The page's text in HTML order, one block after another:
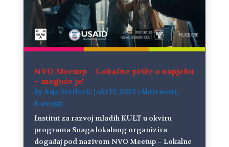
NVO Meetup – Lokalne priče o uspjehu
– moguće je!
byAsja Šerifović| okt 13, 2023 | Aktivnosti,
Novosti
Institut za razvoj mladih KULT u okviru
programa Snaga lokalnog organizira
događaj pod nazivom NVO Meetup – Lokalne